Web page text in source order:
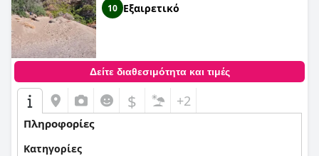
10 Εξαιρετικό
Δείτε διαθεσιμότητα και τιμές
$ +2
Πληροφορίες
Κατηγορίες